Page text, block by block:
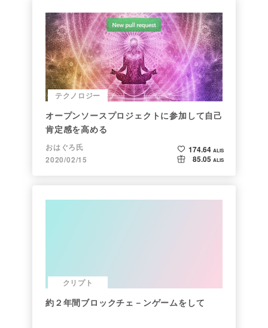
テクノロジー
オープンソースプロジェクトに参加して自己
肯定感を高める
おはぐろ氏
2020/02/15
174.64 ALIS
85.05 ALIS
クリプト
約２年間ブロックチェ－ンゲームをして